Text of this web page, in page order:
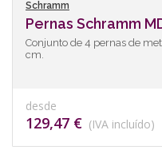
Schramm
Pernas Schramm
Conjunto de 4 pernas de
cm.
desde
129,47 € (IVA incluído)